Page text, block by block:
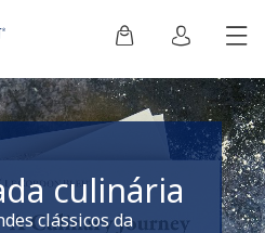
culinária
clássicos da